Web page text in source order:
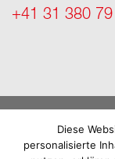
+41 31 380
ImpressumDiese
personalisierte